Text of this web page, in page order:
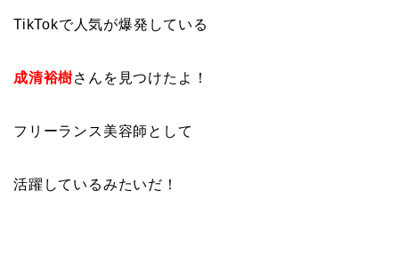
TikTokで人気が爆発している
成清裕樹さんを見つけたよ！
フリーランス美容師として
活躍しているみたいだ！